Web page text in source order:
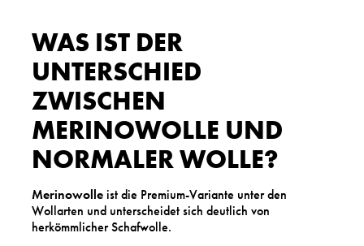
WAS IST DER
UNTERSCHIED
ZWISCHEN
MERINOWOLLE UND
NORMALER WOLLE?
Merinowolleist die Premium-Variante unter den
Wollarten und unterscheidet sich deutlich von
herkömmlicher Schafwolle.